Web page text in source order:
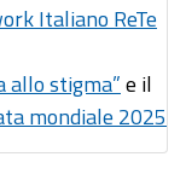
Italiano ReTe
allo stigma”e il
mondiale 2025